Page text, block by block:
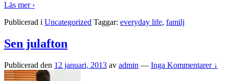
Läs mer ›
Publicerad i Uncategorized Taggar: everyday life, familj
Sen julafton
Publicerad den 12 januari, 2013 av admin — Inga Kommentarer ↓